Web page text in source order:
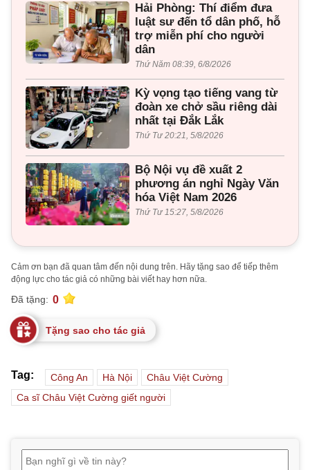
Hải Phòng: Thí điểm đưa
luật sư đến tổ dân phố, hỗ
trợ miễn phí cho người
dân
Thứ Năm 08:39, 6/8/2026
Kỳ vọng tạo tiếng vang từ
đoàn xe chở sầu riêng dài
nhất tại Đắk Lắk
Thứ Tư 20:21, 5/8/2026
Bộ Nội vụ đề xuất 2
phương án nghỉ Ngày Văn
hóa Việt Nam 2026
Thứ Tư 15:27, 5/8/2026
Cảm ơn bạn đã quan tâm đến nội dung trên. Hãy tặng sao để tiếp thêm
động lực cho tác giả có những bài viết hay hơn nữa.
Đã tặng: 0
Tặng sao cho tác giả
Tag: Công An Hà Nội
Châu Việt Cường
Ca sĩ Châu Việt Cường giết người